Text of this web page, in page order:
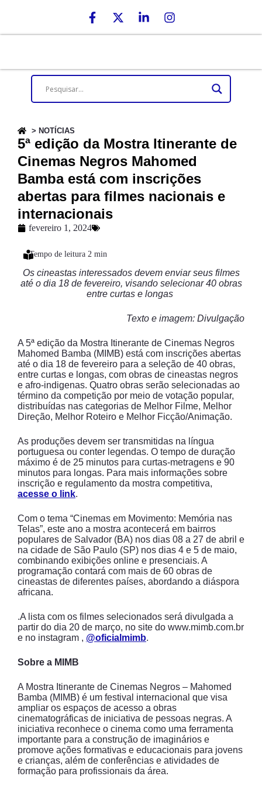
> NOTÍCIAS
5ª edição da Mostra Itinerante de
Cinemas Negros Mahomed
Bamba está com inscrições
abertas para filmes nacionais e
internacionais
fevereiro 1, 2024
Os cineastas interessados devem enviar seus filmes
até o dia 18 de fevereiro, visando selecionar 40 obras
entre curtas e longas
Texto e imagem: Divulgação
A 5ª edição da Mostra Itinerante de Cinemas Negros
Mahomed Bamba (MIMB) está com inscrições abertas
até o dia 18 de fevereiro para a seleção de 40 obras,
entre curtas e longas, com obras de cineastas negros
e afro-indigenas. Quatro obras serão selecionadas ao
término da competição por meio de votação popular,
distribuídas nas categorias de Melhor Filme, Melhor
Direção, Melhor Roteiro e Melhor Ficção/Animação.
As produções devem ser transmitidas na língua
portuguesa ou conter legendas. O tempo de duração
máximo é de 25 minutos para curtas-metragens e 90
minutos para longas. Para mais informações sobre
inscrição e regulamento da mostra competitiva,
acesse o link.
Com o tema “Cinemas em Movimento: Memória nas
Telas”, este ano a mostra acontecerá em bairros
populares de Salvador (BA) nos dias 08 a 27 de abril e
na cidade de São Paulo (SP) nos dias 4 e 5 de maio,
combinando exibições online e presenciais. A
programação contará com mais de 60 obras de
cineastas de diferentes países, abordando a diáspora
africana.
.A lista com os filmes selecionados será divulgada a
partir do dia 20 de março, no site do www.mimb.com.br
e no instagram , @oficialmimb.
Sobre a MIMB
A Mostra Itinerante de Cinemas Negros – Mahomed
Bamba (MIMB) é um festival internacional que visa
ampliar os espaços de acesso a obras
cinematográficas de iniciativa de pessoas negras. A
iniciativa reconhece o cinema como uma ferramenta
importante para a construção de imaginários e
promove ações formativas e educacionais para jovens
e crianças, além de conferências e atividades de
formação para profissionais da área.